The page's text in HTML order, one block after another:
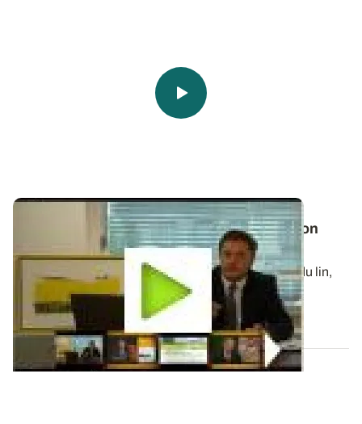
Outil d'aide à la décision - Déterminer le bon
stade de maturité du lin grâce à Visiolin
Afin d’anticiper au mieux la floraison et la maturité du lin,
deux stades cruciaux, l...
21 JUIN 2012